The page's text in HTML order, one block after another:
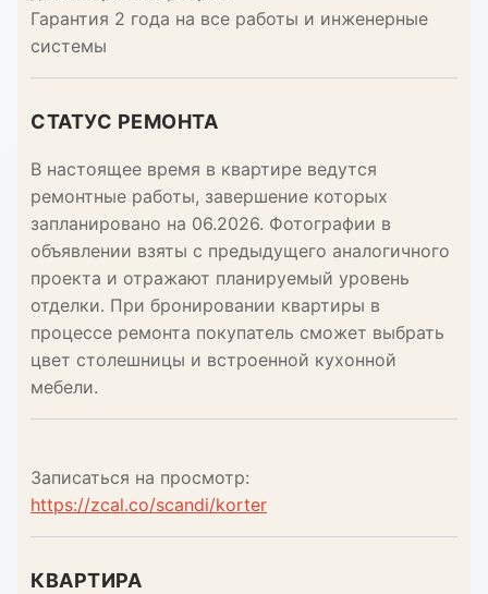
Гарантия 2 года на все работы и инженерные
системы
СТАТУС РЕМОНТА
В настоящее время в квартире ведутся
ремонтные работы, завершение которых
запланировано на 06.2026. Фотографии в
объявлении взяты с предыдущего аналогичного
проекта и отражают планируемый уровень
отделки. При бронировании квартиры в
процессе ремонта покупатель сможет выбрать
цвет столешницы и встроенной кухонной
мебели.
Записаться на просмотр:
https://zcal.co/scandi/korter
КВАРТИРА